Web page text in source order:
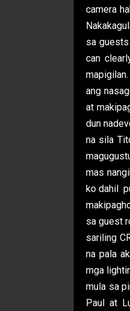
camera
sa
can
ang
at
dun
na sila
mas
ko dahil
sa guest
sariling
na pala
mga
mula sa
Paul at